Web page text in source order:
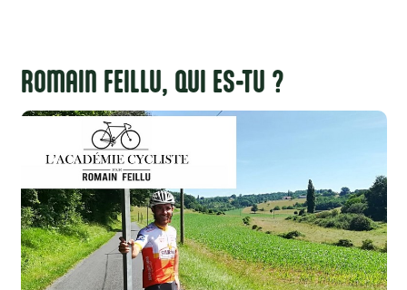
ROMAIN FEILLU, QUI ES-TU ?